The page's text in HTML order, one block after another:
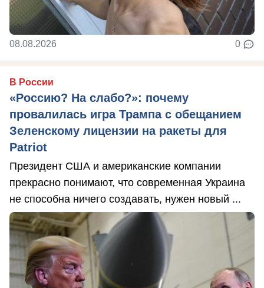
08.08.2026 0
В России
«Россию? На слабо?»: почему
провалилась игра Трампа с обещанием
Зеленскому лицензии на ракеты для
Patriot
Президент США и американские компании
прекрасно понимают, что современная Украина
не способна ничего создавать, нужен новый ...